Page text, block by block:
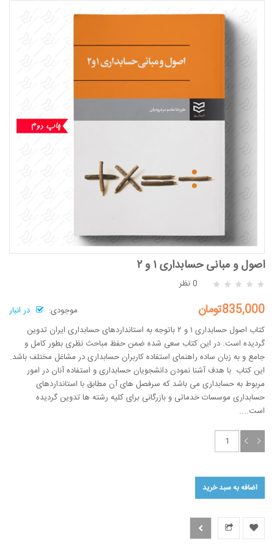
اصول و مبانی حسابداری ۱ و ۲
0 نظر
835,000تومان موجودی:
در انبار
کتاب اصول حسابداری ۱ و ۲ باتوجه به استانداردهای حسابداری ایران تدوین
گردیده است. در این کتاب سعی شده ضمن حفظ مباحث نظری بطور کامل و
جامع و به زبان ساده راهنمای استفاده کاربران حسابداری در مشاغل مختلف باشد.
این کتاب با هدف آشنا نمودن دانشجویان حسابداری و استفاده آنان در امور
مربوط به حسابداری می باشد که سرفصل های آن مطابق با استانداردهای
حسابداری موسسات خدماتی و بازرگانی برای کلیه رشته ها تدوین گردیده
است....